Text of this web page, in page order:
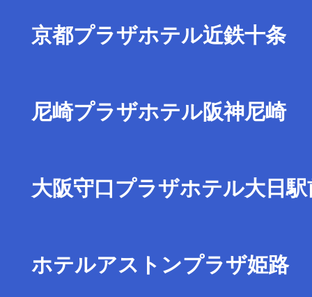
京都プラザホテル近鉄十条
尼崎プラザホテル阪神尼崎
大阪守口プラザホテル大日駅
ホテルアストンプラザ姫路